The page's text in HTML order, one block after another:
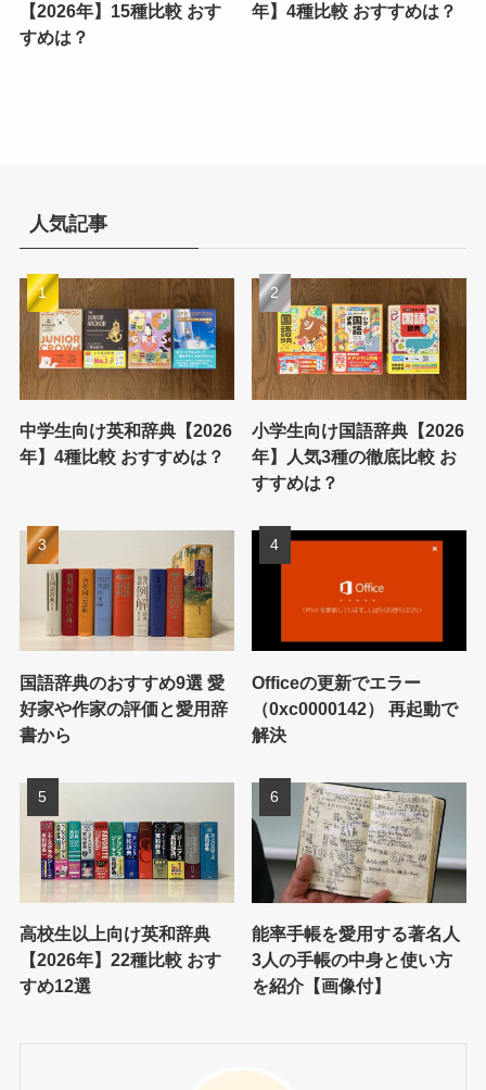
【2026年】15種比較 おす
すめは？
年】4種比較 おすすめは？
人気記事
中学生向け英和辞典【2026
年】4種比較 おすすめは？
小学生向け国語辞典【2026
年】人気3種の徹底比較 お
すすめは？
国語辞典のおすすめ9選 愛
好家や作家の評価と愛用辞
書から
Officeの更新でエラー
（0xc0000142） 再起動で
解決
高校生以上向け英和辞典
【2026年】22種比較 おす
すめ12選
能率手帳を愛用する著名人
3人の手帳の中身と使い方
を紹介【画像付】